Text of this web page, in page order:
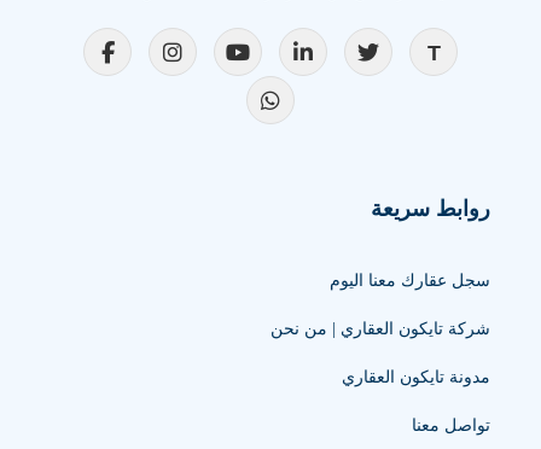
روابط سريعة
سجل عقارك معنا اليوم
شركة تايكون العقاري | من نحن
مدونة تايكون العقاري
تواصل معنا